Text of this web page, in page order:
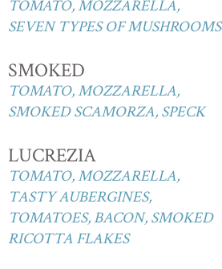
TOMATO, MOZZARELLA,
SEVEN TYPES OF MUSHROOMS
SMOKED
TOMATO, MOZZARELLA,
SMOKED SCAMORZA, SPECK
LUCREZIA
TOMATO, MOZZARELLA,
TASTY AUBERGINES,
TOMATOES, BACON, SMOKED
RICOTTA FLAKES